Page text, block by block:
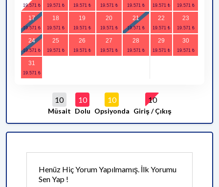
17 18 19 20 21 22 23
24 25 26 27 28 29 30
31
10
Müsait
10
Dolu
10
Opsiyonda
10
Giriş / Çıkış
Henüz Hiç Yorum Yapılmamış. İlk Yorumu
Sen Yap !